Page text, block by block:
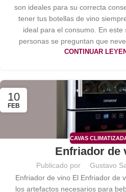
son ideales para su correcta
tener tus botellas de vino
ideal para el consumo. En este
personas se preguntan que
CONTINUAR
10
FEB
CAVAS
Enfriador de
Publicado por Gustavo
Enfriador de vino El Enfriador de
los artefactos necesarios para